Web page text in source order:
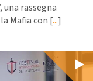
una rassegna
Mafia con [...]